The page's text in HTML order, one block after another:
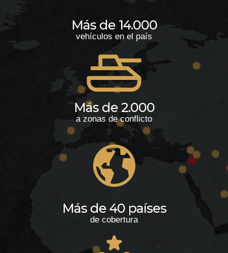
Más de 14.000
vehículos en el país
Más de 2.000
a zonas de conflicto
Más de 40 países
de cobertura